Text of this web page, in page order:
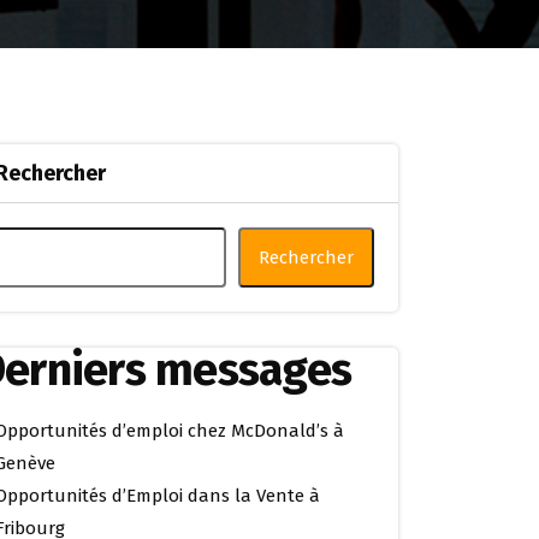
Rechercher
messages
d’emploi chez McDonald’s à
d’Emploi dans la Vente à